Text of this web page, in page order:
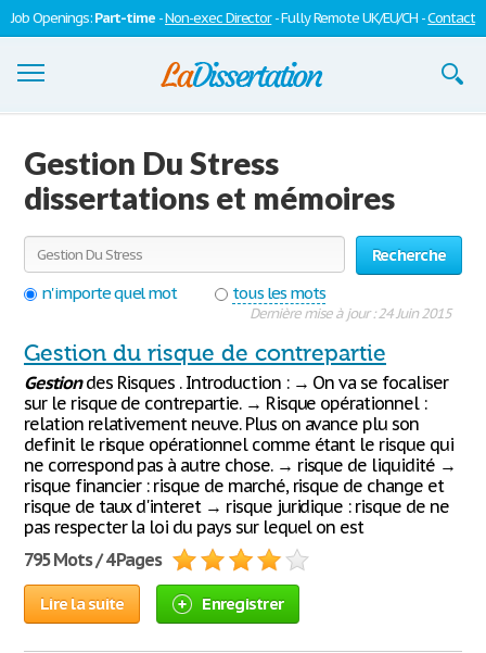
Job Openings:Part-time -Non-exec Director- Fully Remote UK/EU/CH -Contact
S'inscrire
Se connecter
Contactez-nous
Gestion Du Stress
dissertations et mémoires
Recherche
n'importe quel mot
tous les mots
Dernière mise à jour : 24 Juin 2015
Gestion du risque de contrepartie
Gestiondes Risques . Introduction : → On va se focaliser
sur le risque de contrepartie. → Risque opérationnel :
relation relativement neuve. Plus on avance plu son
definit le risque opérationnel comme étant le risque qui
ne correspond pas à autre chose. → risque de liquidité →
risque financier : risque de marché, risque de change et
risque de taux d'interet → risque juridique : risque de ne
pas respecter la loi du pays sur lequel on est
795 Mots / 4 Pages
Lire la suite Enregistrer